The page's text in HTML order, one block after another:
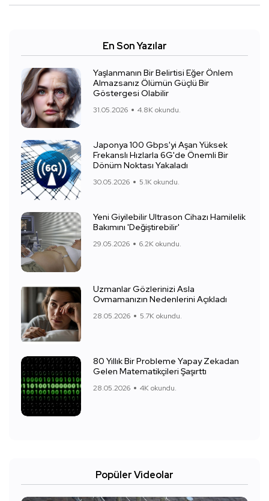
En Son Yazılar
Yaşlanmanın Bir Belirtisi Eğer Önlem
Almazsanız Ölümün Güçlü Bir
Göstergesi Olabilir
31.05.2026 4.8K okundu.
Japonya 100 Gbps'yi Aşan Yüksek
Frekanslı Hızlarla 6G'de Önemli Bir
Dönüm Noktası Yakaladı
30.05.2026 5.1K okundu.
Yeni Giyilebilir Ultrason Cihazı Hamilelik
Bakımını 'Değiştirebilir'
29.05.2026 6.2K okundu.
Uzmanlar Gözlerinizi Asla
Ovmamanızın Nedenlerini Açıkladı
28.05.2026 5.7K okundu.
80 Yıllık Bir Probleme Yapay Zekadan
Gelen Matematikçileri Şaşırttı
28.05.2026 4K okundu.
Popüler Videolar